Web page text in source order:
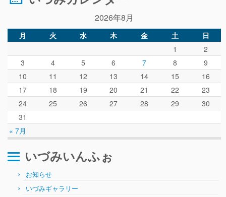
2026年8月
月 火 水 木 金 土 日
« 7月
1
2
3
4 5 6 7 8
9
10
11 12 13 14 15
16
17
18 19 20 21 22
23
24
25 26 27 28 29
30
31
いづみいんふぉ
お知らせ
いづみギャラリー